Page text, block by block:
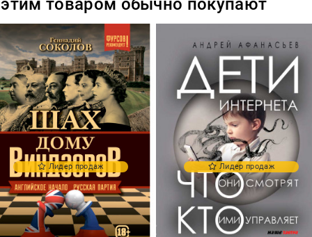
товаром обычно покупают
Лидер продаж Лидер продаж